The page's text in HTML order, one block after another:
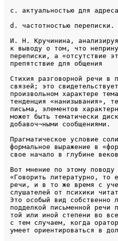
c. актуальностью для
d. частотностью переписки.
И. Н. Кручинина,
к выводу о том, что
переписки, а «отсутствие
препятствие для общения
Стихия разговорной речи в
связей; это
произвольном характере
тенденция «нанизывания»,
письма, элементов
может быть тематически
добавоч¬ными сообщениями.
Прагматическое условие
формальное выражение в
свое начало в глубине
Вот мнение по этому
«Говорить литературно, то
речи, и в то же время с
слушателей от психики
Это особый вид собственно
подделкой письменной речи
той или иной степени во
с тем случаем, когда
умеет ориентироваться в